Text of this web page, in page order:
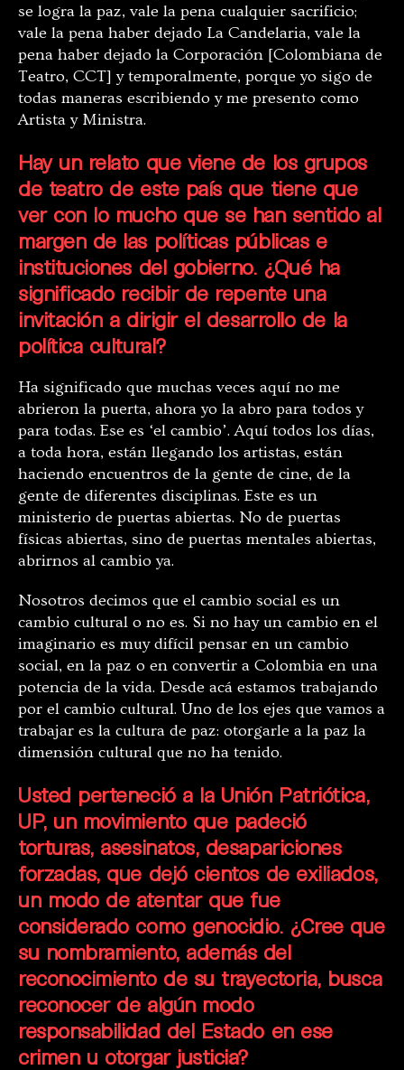
se logra la paz, vale la pena cualquier sacrificio;
vale la pena haber dejado La Candelaria, vale la
pena haber dejado la Corporación [Colombiana de
Teatro, CCT] y temporalmente, porque yo sigo de
todas maneras escribiendo y me presento como
Artista y Ministra.
Hay un relato que viene de los grupos
de teatro de este país que tiene que
ver con lo mucho que se han sentido al
margen de las políticas públicas e
instituciones del gobierno. ¿Qué ha
significado recibir de repente una
invitación a dirigir el desarrollo de la
política cultural?
Ha significado que muchas veces aquí no me
abrieron la puerta, ahora yo la abro para todos y
para todas. Ese es ‘el cambio’. Aquí todos los días,
a toda hora, están llegando los artistas, están
haciendo encuentros de la gente de cine, de la
gente de diferentes disciplinas. Este es un
ministerio de puertas abiertas. No de puertas
físicas abiertas, sino de puertas mentales abiertas,
abrirnos al cambio ya.
Nosotros decimos que el cambio social es un
cambio cultural o no es. Si no hay un cambio en el
imaginario es muy difícil pensar en un cambio
social, en la paz o en convertir a Colombia en una
potencia de la vida. Desde acá estamos trabajando
por el cambio cultural. Uno de los ejes que vamos a
trabajar es la cultura de paz: otorgarle a la paz la
dimensión cultural que no ha tenido.
Usted perteneció a la Unión Patriótica,
UP, un movimiento que padeció
torturas, asesinatos, desapariciones
forzadas, que dejó cientos de exiliados,
un modo de atentar que fue
considerado como genocidio. ¿Cree que
su nombramiento, además del
reconocimiento de su trayectoria, busca
reconocer de algún modo
responsabilidad del Estado en ese
crimen u otorgar justicia?